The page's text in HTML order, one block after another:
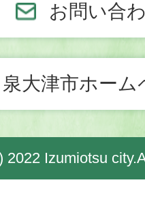
お問い合
泉大津市ホーム
2022 Izumiotsu